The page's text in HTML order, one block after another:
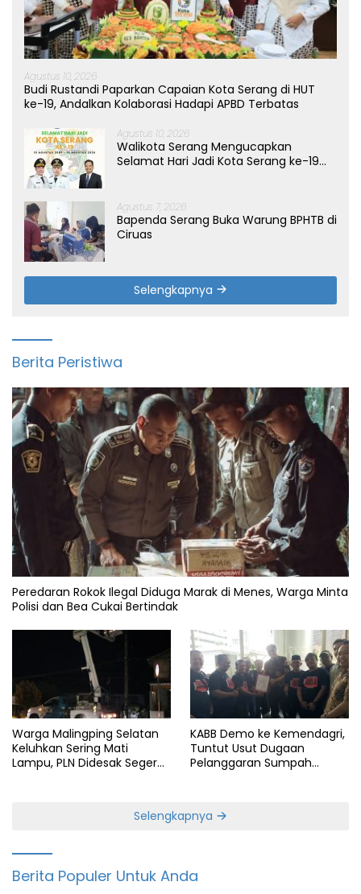
Agustus 10, 2026
Budi Rustandi Paparkan Capaian Kota Serang di HUT
ke-19, Andalkan Kolaborasi Hadapi APBD Terbatas
Agustus 10, 2026
Walikota Serang Mengucapkan
Selamat Hari Jadi Kota Serang ke-19
Agustus 7, 2026
Bapenda Serang Buka Warung BPHTB di
Ciruas
Selengkapnya
Berita Peristiwa
Peredaran Rokok Ilegal Diduga Marak di Menes, Warga Minta
Polisi dan Bea Cukai Bertindak
Warga Malingping Selatan
Keluhkan Sering Mati
Lampu, PLN Didesak Segera
KABB Demo ke Kemendagri,
Tuntut Usut Dugaan
Pelanggaran Sumpah
Selengkapnya
Berita Populer Untuk Anda